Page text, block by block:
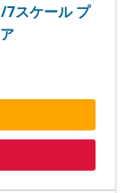
7スケール プ